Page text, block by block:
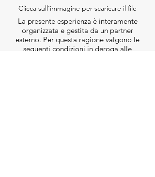
Clicca sull'immagine per scaricare il file
La presente esperienza è interamente
organizzata e gestita da un partner
esterno. Per questa ragione valgono le
seguenti condizioni in deroga alle